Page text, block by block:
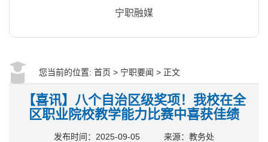
宁职融媒
您当前的位置: 首页 > 宁职要闻 > 正文
【喜讯】八个自治区级奖项！我校在全
区职业院校教学能力比赛中喜获佳绩
发布时间：2025-09-05 来源：教务处